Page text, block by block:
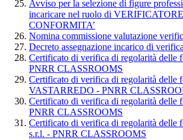
Avviso per la selezione di figure
incaricare nel ruolo di
CONFORMITA’
Nomina commissione valutazione
Decreto assegnazione incarico di
Certificato di verifica di regolarità delle
PNRR CLASSROOMS
Certificato di verifica di regolarità delle
VASTARREDO - PNRR
Certificato di verifica di regolarità delle
PNRR CLASSROOMS
Certificato di verifica di regolarità delle
s.r.l. - PNRR CLASSROOMS